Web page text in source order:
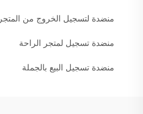
منضدة لتسجيل الخروج من المتجر
منضدة تسجيل لمتجر الراحة
منضدة تسجيل البيع بالجملة